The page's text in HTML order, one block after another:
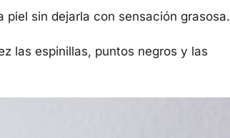
piel sin dejarla con sensación grasosa.
las espinillas, puntos negros y las